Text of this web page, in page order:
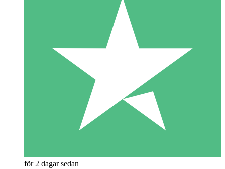
för 2 dagar sedan